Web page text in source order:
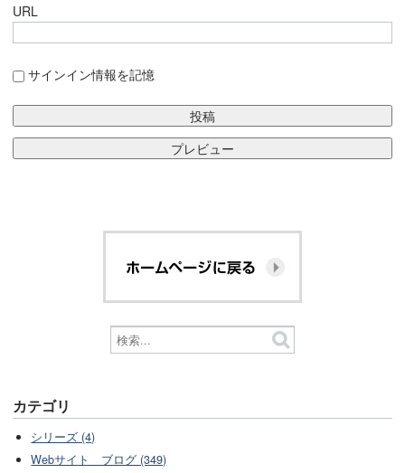
URL
サインイン情報を記憶
カテゴリ
シリーズ (4)
Webサイト ブログ (349)